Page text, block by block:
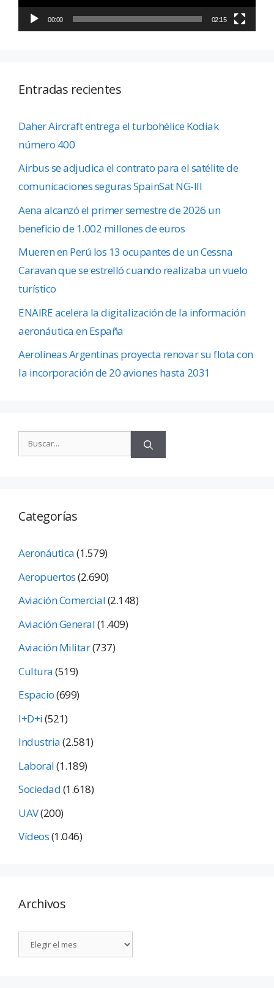
00:00 02:15
Entradas recientes
Daher Aircraft entrega el turbohélice Kodiak
número 400
Airbus se adjudica el contrato para el satélite de
comunicaciones seguras SpainSat NG-III
Aena alcanzó el primer semestre de 2026 un
beneficio de 1.002 millones de euros
Mueren en Perú los 13 ocupantes de un Cessna
Caravan que se estrelló cuando realizaba un vuelo
turístico
ENAIRE acelera la digitalización de la información
aeronáutica en España
Aerolíneas Argentinas proyecta renovar su flota con
la incorporación de 20 aviones hasta 2031
Categorías
Aeronáutica(1.579)
Aeropuertos(2.690)
Aviación Comercial(2.148)
Aviación General(1.409)
Aviación Militar(737)
Cultura(519)
Espacio(699)
I+D+i(521)
Industria(2.581)
Laboral(1.189)
Sociedad(1.618)
UAV(200)
Vídeos(1.046)
Archivos